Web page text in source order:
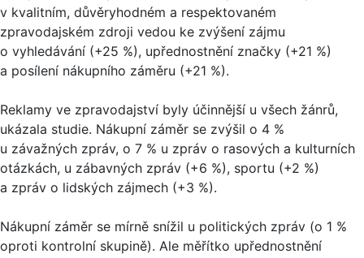
v kvalitním, důvěryhodném a respektovaném
zpravodajském zdroji vedou ke zvýšení zájmu
o vyhledávání (+25 %), upřednostnění značky (+21 %)
a posílení nákupního záměru (+21 %).
Reklamy ve zpravodajství byly účinnější u všech žánrů,
ukázala studie. Nákupní záměr se zvýšil o 4 %
u závažných zpráv, o 7 % u zpráv o rasových a kulturních
otázkách, u zábavných zpráv (+6 %), sportu (+2 %)
a zpráv o lidských zájmech (+3 %).
Nákupní záměr se mírně snížil u politických zpráv (o 1 %
oproti kontrolní skupině). Ale měřítko upřednostnění